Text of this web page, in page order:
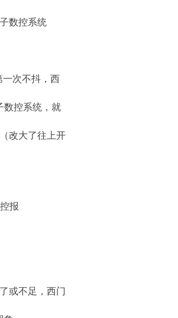
数控系统
一次不抖，西
数控系统，就
改大了往上开
报
或不足，西门